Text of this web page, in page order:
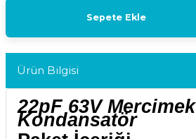
Sepete Ekle
Ürün Bilgisi
22pF 63V Mercimek
Kondansatör